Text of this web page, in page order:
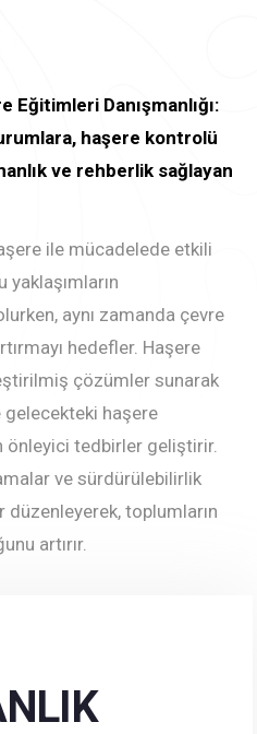
Eğitimleri Danışmanlığı:
haşere kontrolü
ve rehberlik sağlayan
ile mücadelede etkili
aynı zamanda çevre
hedefler. Haşere
çözümler sunarak
gelecekteki haşere
önleyici tedbirler geliştirir.
ve sürdürülebilirlik
toplumların
artırır.